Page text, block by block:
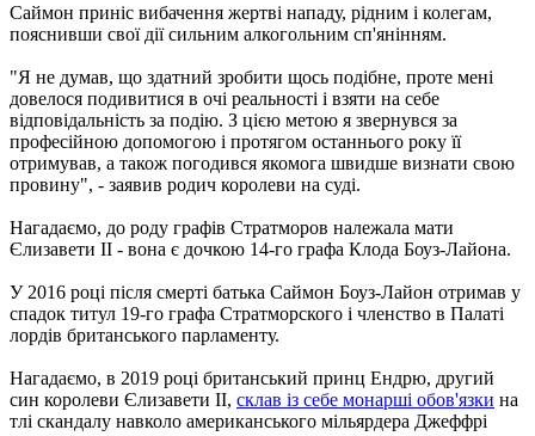
Саймон приніс вибачення жертві нападу, рідним і колегам,
пояснивши свої дії сильним алкогольним сп'янінням.
"Я не думав, що здатний зробити щось подібне, проте мені
довелося подивитися в очі реальності і взяти на себе
відповідальність за подію. З цією метою я звернувся за
професійною допомогою і протягом останнього року її
отримував, а також погодився якомога швидше визнати свою
провину", - заявив родич королеви на суді.
Нагадаємо, до роду графів Стратморов належала мати
Єлизавети II - вона є дочкою 14-го графа Клода Боуз-Лайона.
У 2016 році після смерті батька Саймон Боуз-Лайон отримав у
спадок титул 19-го графа Стратморского і членство в Палаті
лордів британського парламенту.
Нагадаємо, в 2019 році британський принц Ендрю, другий
син королеви Єлизавети II, склав із себе монарші обов'язки на
тлі скандалу навколо американського мільярдера Джеффрі